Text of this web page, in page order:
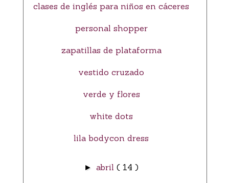
clases de inglés para niños en cáceres
personal shopper
zapatillas de plataforma
vestido cruzado
verde y flores
white dots
lila bodycon dress
► abril ( 14 )